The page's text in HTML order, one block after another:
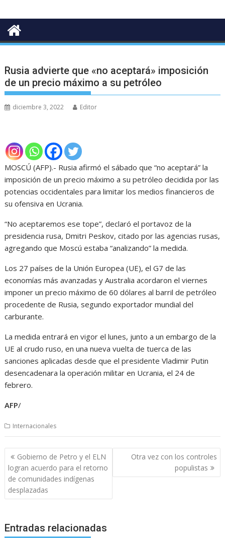
Rusia advierte que «no aceptará» imposición
de un precio máximo a su petróleo
diciembre 3, 2022 Editor
MOSCÚ (AFP).- Rusia afirmó el sábado que “no aceptará” la
imposición de un precio máximo a su petróleo decidida por las
potencias occidentales para limitar los medios financieros de
su ofensiva en Ucrania.
“No aceptaremos ese tope”, declaró el portavoz de la
presidencia rusa, Dmitri Peskov, citado por las agencias rusas,
agregando que Moscú estaba “analizando” la medida.
Los 27 países de la Unión Europea (UE), el G7 de las
economías más avanzadas y Australia acordaron el viernes
imponer un precio máximo de 60 dólares al barril de petróleo
procedente de Rusia, segundo exportador mundial del
carburante.
La medida entrará en vigor el lunes, junto a un embargo de la
UE al crudo ruso, en una nueva vuelta de tuerca de las
sanciones aplicadas desde que el presidente Vladimir Putin
desencadenara la operación militar en Ucrania, el 24 de
febrero.
AFP/
Internacionales
Navegación
de
entradas
Gobierno de Petro y el ELN
logran acuerdo para el retorno
de comunidades indígenas
desplazadas
Otra vez con los controles
populistas
Entradas relacionadas